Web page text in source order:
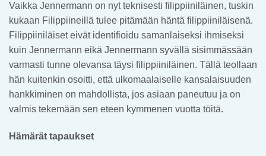
Vaikka Jennermann on nyt teknisesti filippiiniläinen, tuskin
kukaan Filippiineillä tulee pitämään häntä filippiiniläisenä.
Filippiiniläiset eivät identifioidu samanlaiseksi ihmiseksi
kuin Jennermann eikä Jennermann syvällä sisimmässään
varmasti tunne olevansa täysi filippiiniläinen. Tällä teollaan
hän kuitenkin osoitti, että ulkomaalaiselle kansalaisuuden
hankkiminen on mahdollista, jos asiaan paneutuu ja on
valmis tekemään sen eteen kymmenen vuotta töitä.
Hämärät tapaukset